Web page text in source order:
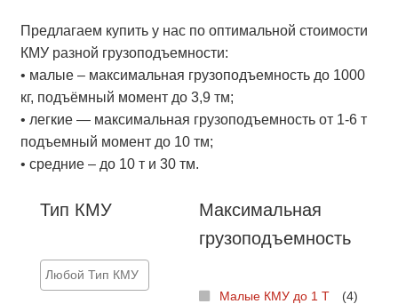
Предлагаем купить у нас по оптимальной стоимости
КМУ разной грузоподъемности:
• малые – максимальная грузоподъемность до 1000
кг, подъёмный момент до 3,9 тм;
• легкие — максимальная грузоподъемность от 1-6 т
подъемный момент до 10 тм;
• средние – до 10 т и 30 тм.
Тип КМУ
Максимальная
грузоподъемность
Малые КМУ до 1 Т (4)